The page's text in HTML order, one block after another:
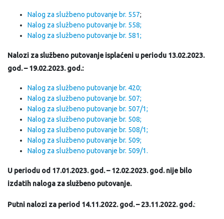
Nalog za službeno putovanje br. 557;
Nalog za službeno putovanje br. 558;
Nalog za službeno putovanje br. 581;
Nalozi za službeno putovanje isplaćeni u periodu 13.02.2023.
god. – 19.02.2023. god.:
Nalog za službeno putovanje br. 420;
Nalog za službeno putovanje br. 507;
Nalog za službeno putovanje br. 507/1;
Nalog za službeno putovanje br. 508;
Nalog za službeno putovanje br. 508/1;
Nalog za službeno putovanje br. 509;
Nalog za službeno putovanje br. 509/1.
U periodu od 17.01.2023. god. – 12.02.2023. god. nije bilo
izdatih naloga za službeno putovanje.
Putni nalozi za period 14.11.2022. god. – 23.11.2022. god.: